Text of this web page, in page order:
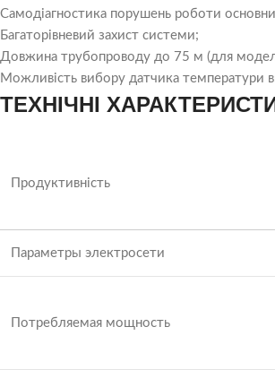
Самодіагностика порушень роботи
Багаторівневий захист системи;
Довжина трубопроводу до 75 м (для
Можливість вибору датчика температури
ТЕХНІЧНІ
Продуктивність
Параметры электросети
Потребляемая мощность